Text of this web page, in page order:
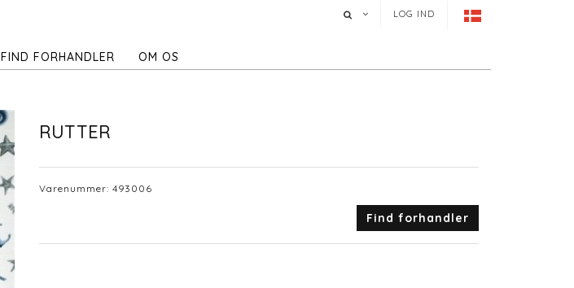
LOG IND
FIND FORHANDLER OM OS
RUTTER
Varenummer: 493006
Find forhandler